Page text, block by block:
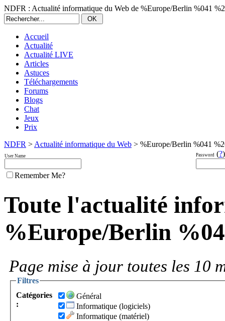
NDFR : Actualité informatique du Web de %Europe/Berlin %041
Accueil
Actualité
Actualité LIVE
Articles
Astuces
Téléchargements
Forums
Blogs
Chat
Jeux
Prix
NDFR > Actualité informatique du Web > %Europe/Berlin %041
User Name Password (?)
Remember Me?
Toute l'actualité
%Europe/Berlin
Page mise à jour toutes les 10
Filtres
Catégories
:
Général
Informatique (logiciels)
Informatique (matériel)